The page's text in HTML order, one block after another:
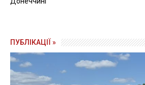
ПУБЛІКАЦІЇ »